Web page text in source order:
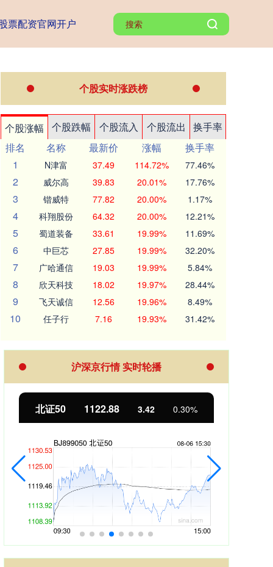
票配资官网开户
个股实时涨跌榜
个股涨幅 个股跌幅 个股流入 个股流出
换手率
排名
名称 最新价 涨幅
换手率
1
N津富 37.49 114.72% 77.46%
2 威尔高 39.83 20.01% 17.76%
3 锴威特 77.82 20.00% 1.17%
4 科翔股份 64.32 20.00% 12.21%
5 蜀道装备 33.61 19.99% 11.69%
6 中巨芯 27.85 19.99% 32.20%
7 广哈通信 19.03 19.99% 5.84%
8 欣天科技 18.02 19.97% 28.44%
9 飞天诚信 12.56 19.96% 8.49%
10 任子行 7.16 19.93% 31.42%
沪深京行情 实时轮播
北证50 1122.88 3.42 0.30%